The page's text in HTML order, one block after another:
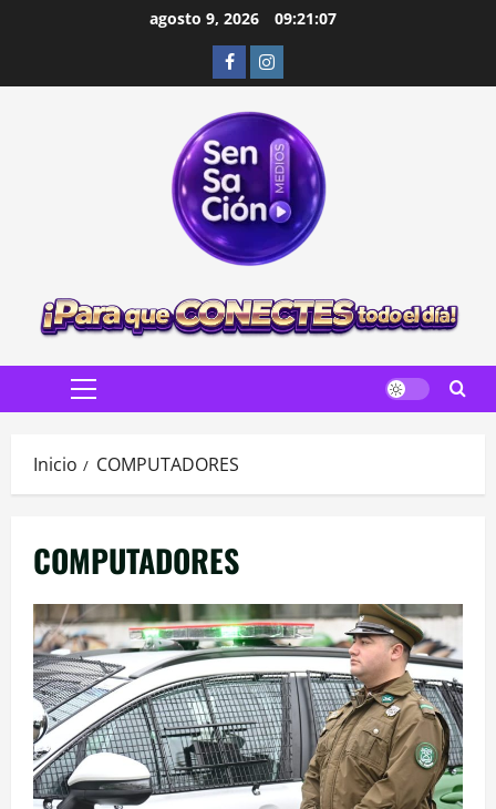
agosto 9, 2026 09:21:08
FacebookInstagram
Menú
Inicio COMPUTADORES
COMPUTADORES